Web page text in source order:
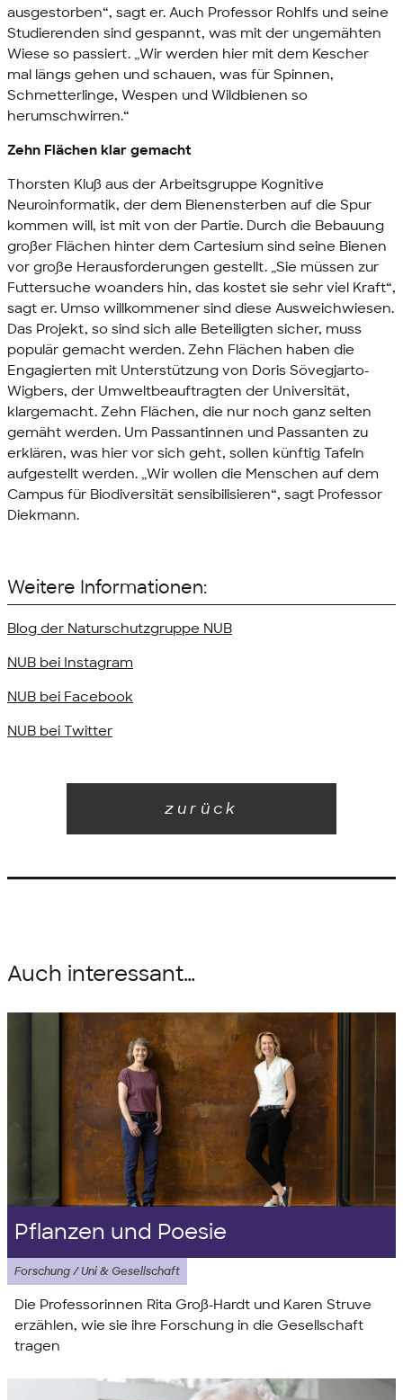
ausgestorben“, sagt er. Auch Professor Rohlfs und seine
Studierenden sind gespannt, was mit der ungemähten
Wiese so passiert. „Wir werden hier mit dem Kescher
mal längs gehen und schauen, was für Spinnen,
Schmetterlinge, Wespen und Wildbienen so
herumschwirren.“
Zehn Flächen klar gemacht
Thorsten Kluß aus der Arbeitsgruppe Kognitive
Neuroinformatik, der dem Bienensterben auf die Spur
kommen will, ist mit von der Partie. Durch die Bebauung
großer Flächen hinter dem Cartesium sind seine Bienen
vor große Herausforderungen gestellt. „Sie müssen zur
Futtersuche woanders hin, das kostet sie sehr viel Kraft“,
sagt er. Umso willkommener sind diese Ausweichwiesen.
Das Projekt, so sind sich alle Beteiligten sicher, muss
populär gemacht werden. Zehn Flächen haben die
Engagierten mit Unterstützung von Doris Sövegjarto-
Wigbers, der Umweltbeauftragten der Universität,
klargemacht. Zehn Flächen, die nur noch ganz selten
gemäht werden. Um Passantinnen und Passanten zu
erklären, was hier vor sich geht, sollen künftig Tafeln
aufgestellt werden. „Wir wollen die Menschen auf dem
Campus für Biodiversität sensibilisieren“, sagt Professor
Diekmann.
Weitere Informationen:
Blog der Naturschutzgruppe NUB
NUB bei Instagram
NUB bei Facebook
NUB bei Twitter
zurück
Auch interessant…
Pflanzen und Poesie
Forschung / Uni & Gesellschaft
Die Professorinnen Rita Groß-Hardt und Karen Struve
erzählen, wie sie ihre Forschung in die Gesellschaft
tragen